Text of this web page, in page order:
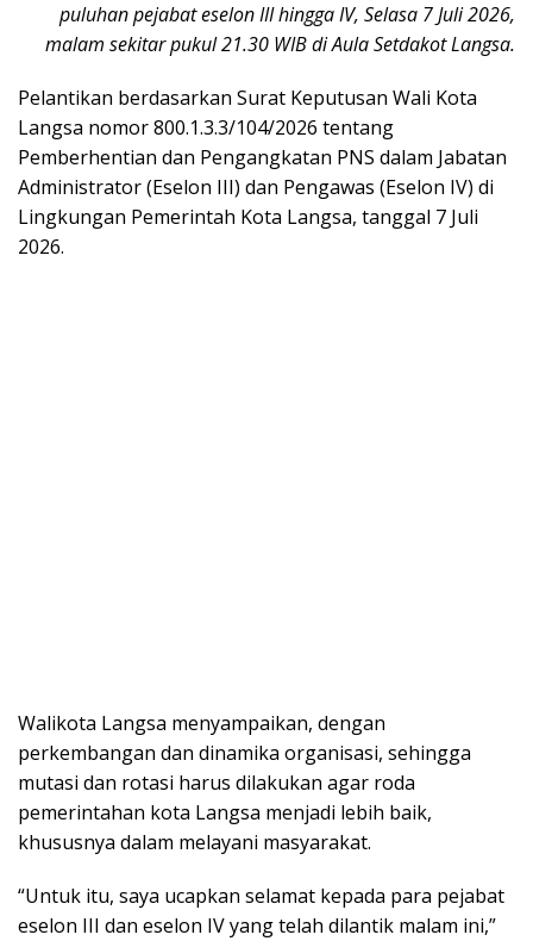
puluhan pejabat eselon III hingga IV, Selasa 7 Juli 2026,
malam sekitar pukul 21.30 WIB di Aula Setdakot Langsa.
Pelantikan berdasarkan Surat Keputusan Wali Kota
Langsa nomor 800.1.3.3/104/2026 tentang
Pemberhentian dan Pengangkatan PNS dalam Jabatan
Administrator (Eselon III) dan Pengawas (Eselon IV) di
Lingkungan Pemerintah Kota Langsa, tanggal 7 Juli
2026.
Walikota Langsa menyampaikan, dengan
perkembangan dan dinamika organisasi, sehingga
mutasi dan rotasi harus dilakukan agar roda
pemerintahan kota Langsa menjadi lebih baik,
khususnya dalam melayani masyarakat.
“Untuk itu, saya ucapkan selamat kepada para pejabat
eselon III dan eselon IV yang telah dilantik malam ini,”